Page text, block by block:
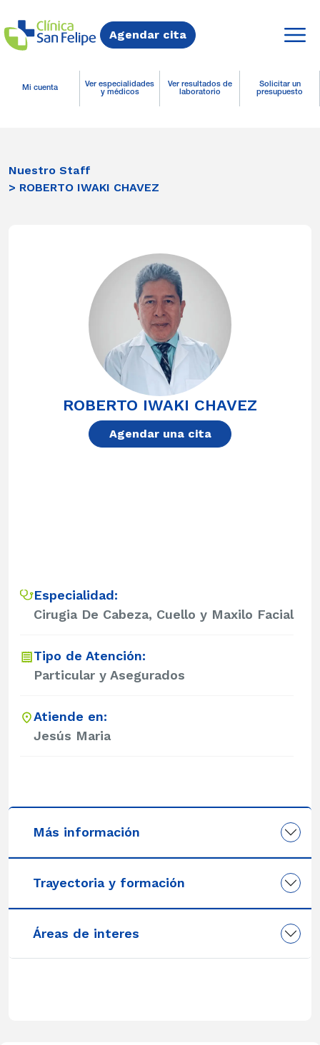
Agendar cita
Mi cuenta
Ver especialidades
y médicos
Ver resultados de
laboratorio
Solicitar un
presupuesto
Nuestro Staff
> ROBERTO IWAKI CHAVEZ
ROBERTO IWAKI CHAVEZ
Agendar una cita
Especialidad:
Cirugia De Cabeza, Cuello y Maxilo Facial
Tipo de Atención:
Particular y Asegurados
Atiende en:
Jesús Maria
Más información
Trayectoria y formación
Áreas de interes